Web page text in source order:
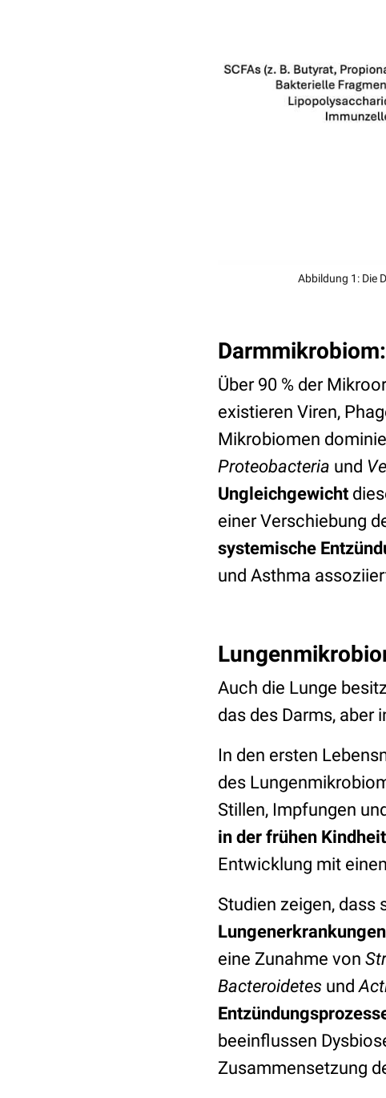
Abbildung 1: Die
Über 90 % der
existieren Viren,
Mikrobiomen
Proteobacteria und
Ungleichgewicht
einer Verschiebung
systemische
und Asthma
Auch die Lunge
das des Darms, aber
In den ersten
des
Stillen, Impfungen
in der frühen
Entwicklung mit
Studien zeigen, dass
eine Zunahme von
Bacteroidetes und
beeinflussen
Zusammensetzung